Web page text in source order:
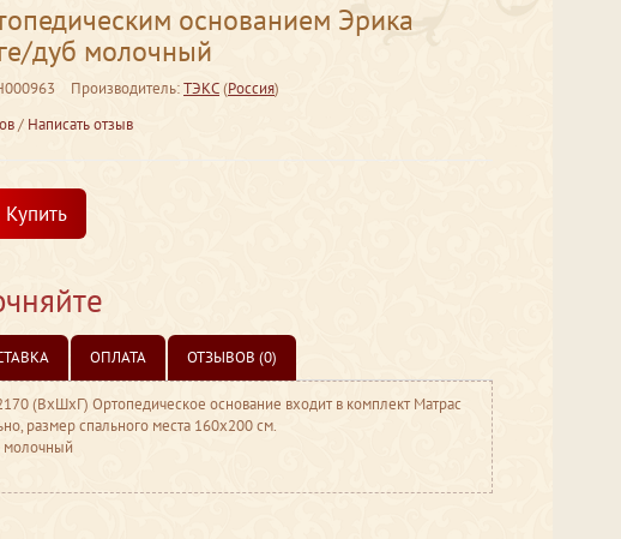
основанием Эрика
дуб молочный
Производитель:ТЭКС(Россия)
/ Написать отзыв
Купить
ОПЛАТА ОТЗЫВОВ (0)
(ВхШхГ) Ортопедическое основание входит в комплект Матрас
размер спального места 160х200 см.
молочный